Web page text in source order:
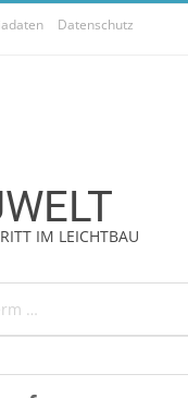
Datenschutz
IM LEICHTBAU